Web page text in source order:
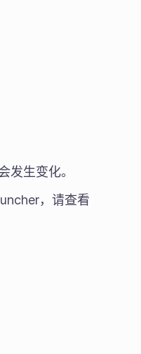
发生变化。
，请查看